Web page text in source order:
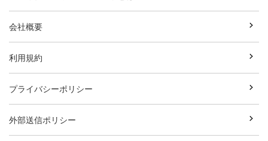
会社概要
利用規約
プライバシーポリシー
外部送信ポリシー